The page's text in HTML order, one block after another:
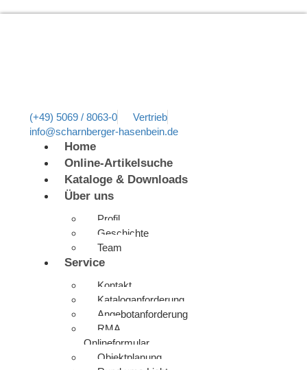
(+49) 5069 / 8063-0
Vertrieb
info@scharnberger-hasenbein.de
Home
Online-Artikelsuche
Kataloge & Downloads
Über uns
Profil
Geschichte
Team
Service
Kontakt
Kataloganforderung
Angebotanforderung
RMA
Onlineformular
Objektplanung